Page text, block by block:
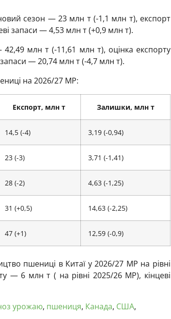
сезон — 23 млн т (-1,1 млн т), експорт
запаси — 4,53 млн т (+0,9 млн т).
млн т (-11,61 млн т), оцінка експорту
запаси — 20,74 млн т (-4,7 млн т).
на 2026/27 МР:
Експорт, млн т Залишки, млн т
14,5 (-4) 3,19 (-0,94)
23 (-3) 3,71 (-1,41)
28 (-2) 4,63 (-1,25)
31 (+0,5) 14,63 (-2,25)
47 (+1) 12,59 (-0,9)
пшениці в Китаї у 2026/27 МР на рівні
— 6 млн т ( на рівні 2025/26 МР), кінцеві
урожаю, пшениця, Канада, США,